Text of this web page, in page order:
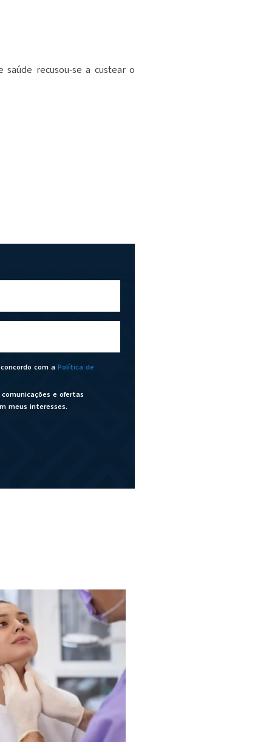
recusou-se a custear o
com aPolítica de
e ofertas
meus interesses.